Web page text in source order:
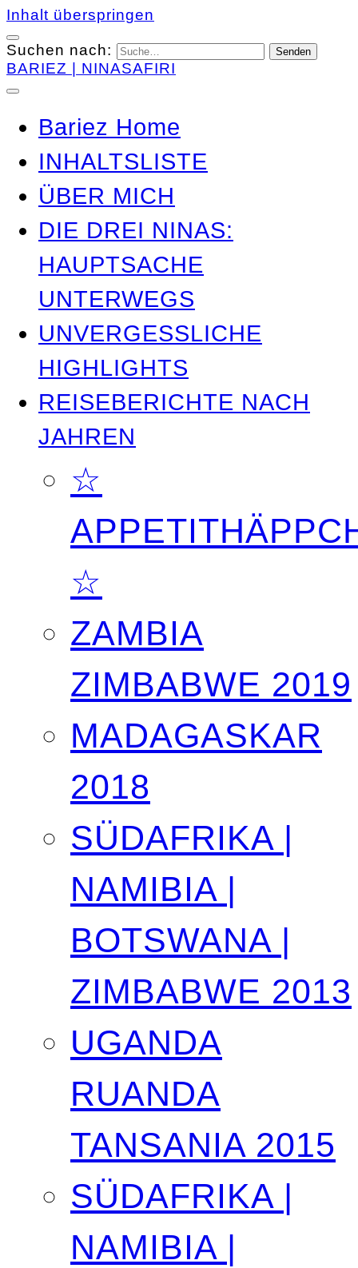
Inhalt überspringen
Suchen nach:
BARIEZ | NINASAFIRI
Bariez Home
INHALTSLISTE
ÜBER MICH
DIE DREI NINAS:
HAUPTSACHE
UNTERWEGS
UNVERGESSLICHE
HIGHLIGHTS
REISEBERICHTE NACH
JAHREN
☆
☆
ZAMBIA
ZIMBABWE 2019
MADAGASKAR
2018
SÜDAFRIKA |
NAMIBIA |
BOTSWANA |
ZIMBABWE 2013
UGANDA
RUANDA
TANSANIA 2015
SÜDAFRIKA |
NAMIBIA |